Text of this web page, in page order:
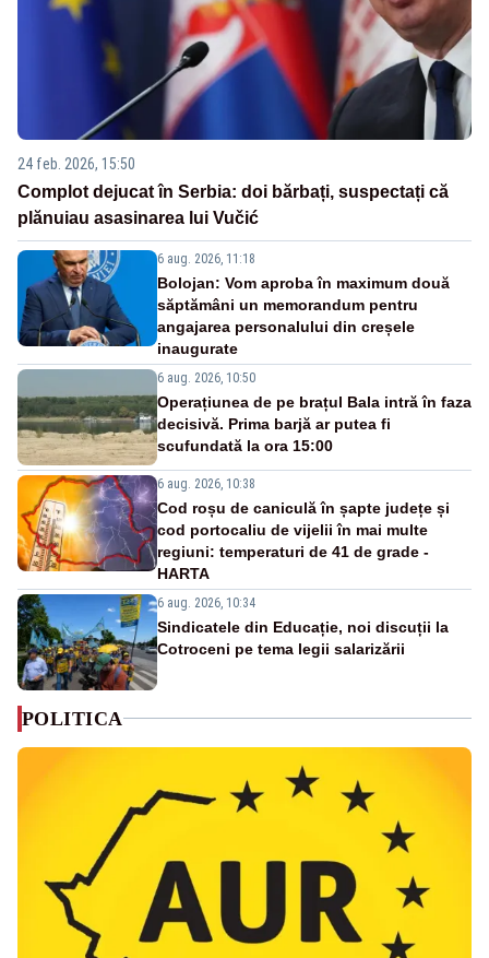
24 feb. 2026, 15:50
Complot dejucat în Serbia: doi bărbați, suspectați că
plănuiau asasinarea lui Vučić
6 aug. 2026, 11:18
Bolojan: Vom aproba în maximum două
săptămâni un memorandum pentru
angajarea personalului din creșele
inaugurate
6 aug. 2026, 10:50
Operațiunea de pe brațul Bala intră în faza
decisivă. Prima barjă ar putea fi
scufundată la ora 15:00
6 aug. 2026, 10:38
Cod roșu de caniculă în șapte județe și
cod portocaliu de vijelii în mai multe
regiuni: temperaturi de 41 de grade -
HARTA
6 aug. 2026, 10:34
Sindicatele din Educație, noi discuții la
Cotroceni pe tema legii salarizării
POLITICA